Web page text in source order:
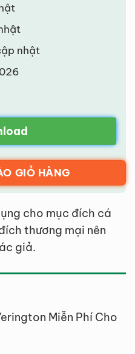
nhật
GIỎ HÀNG
cho mục đích cá
thương mại nên
giả.
Miễn Phí Cho